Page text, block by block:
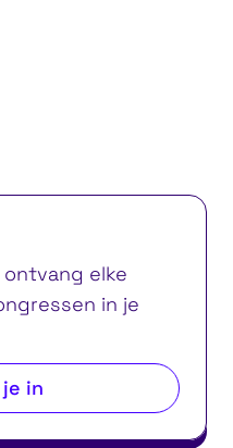
elke
in je
in